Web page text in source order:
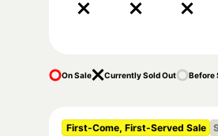
On Sale Currently Sold Out Before
First-Come, First-Served Sale